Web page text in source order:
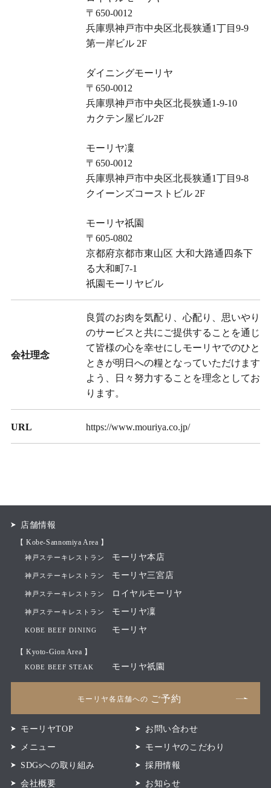
〒650-0012
兵庫県神戸市中央区北長狭通1丁目9-9
第一岸ビル 2F
ダイニングモーリヤ
〒650-0012
兵庫県神戸市中央区北長狭通1-9-10
カクテン屋ビル2F
モーリヤ凜
〒650-0012
兵庫県神戸市中央区北長狭通1丁目9-8
クイーンズコーストビル 2F
モーリヤ祇園
〒605-0802
京都府京都市東山区 大和大路通四条下
る大和町7-1
祇園モーリヤビル
会社理念
良質のお肉を気配り、心配り、思いやり
のサービスと共にご提供することを通じ
て皆様の心を幸せにしモーリヤでのひと
ときが明日への糧となっていただけます
よう、日々努力することを理念としてお
ります。
URL https://www.mouriya.co.jp/
店舗情報
【 Kobe-Sannomiya Area 】
神戸ステーキレストラン モーリヤ本店
神戸ステーキレストラン モーリヤ三宮店
神戸ステーキレストラン ロイヤルモーリヤ
神戸ステーキレストラン モーリヤ凜
KOBE BEEF DINING モーリヤ
【 Kyoto-Gion Area 】
KOBE BEEF STEAK モーリヤ祇園
モーリヤ各店舗への ご予約
モーリヤTOP
お問い合わせ
メニュー
モーリヤのこだわり
SDGsへの取り組み
採用情報
会社概要
お知らせ